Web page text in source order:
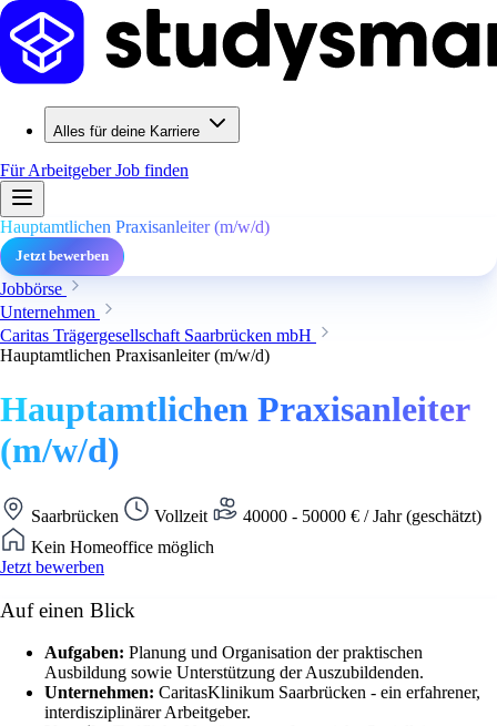
Alles für deine Karriere
Für ArbeitgeberJob finden
Hauptamtlichen Praxisanleiter (m/w/d)
Jetzt bewerben
Jobbörse
Unternehmen
Caritas Trägergesellschaft Saarbrücken mbH
Hauptamtlichen Praxisanleiter (m/w/d)
Hauptamtlichen Praxisanleiter
(m/w/d)
Saarbrücken Vollzeit
40000 - 50000 € / Jahr (geschätzt)
Kein Homeoffice möglich
Jetzt bewerben
Auf einen Blick
Aufgaben: Planung und Organisation der praktischen
Ausbildung sowie Unterstützung der Auszubildenden.
Unternehmen: CaritasKlinikum Saarbrücken - ein erfahrener,
interdisziplinärer Arbeitgeber.